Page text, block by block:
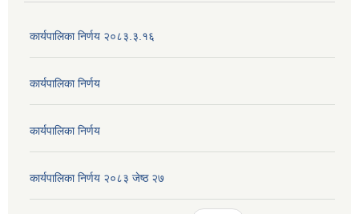
कार्यपालिका निर्णय २०८३.३.१६
कार्यपालिका निर्णय
कार्यपालिका निर्णय
कार्यपालिका निर्णय २०८३ जेष्ठ २७